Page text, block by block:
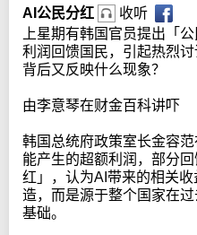
AI公民分红
收听
上星期有韩国官员提出「
利润回馈国民，引起热烈
背后又反映什么现象？
由李意琴在财金百科讲吓
韩国总统府政策室长金容
能产生的超额利润，部分
红」，认为AI带来的相关
造，而是源于整个国家在
基础。